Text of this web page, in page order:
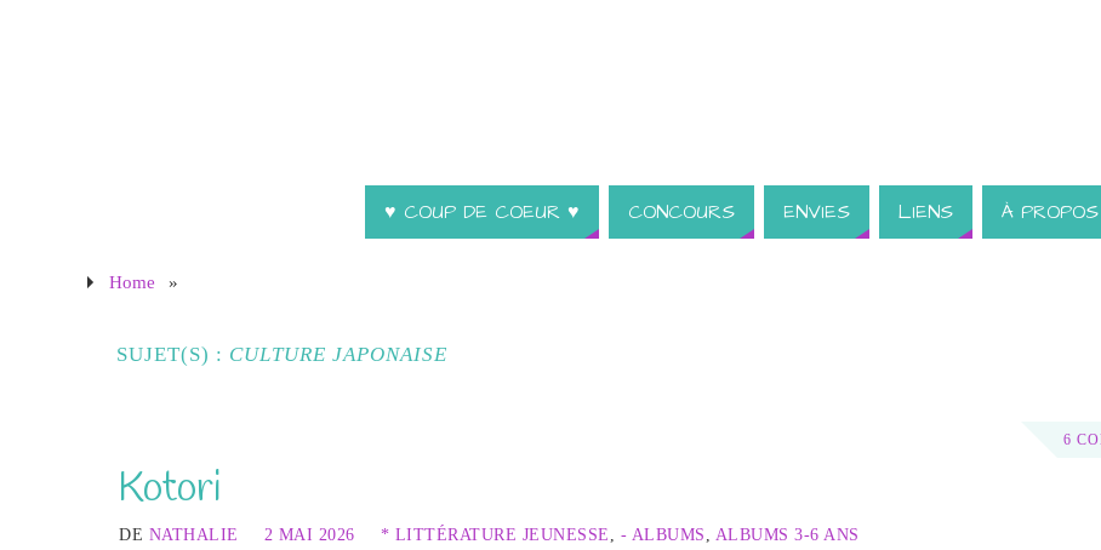
♥ COUP DE COEUR ♥ CONCOURS ENVIES LIENS À PROPOS
Home »
SUJET(S) : CULTURE JAPONAISE
6
Kotori
DE NATHALIE 2 MAI 2026 * LITTÉRATURE JEUNESSE - ALBUMS ALBUMS 3-6 ANS